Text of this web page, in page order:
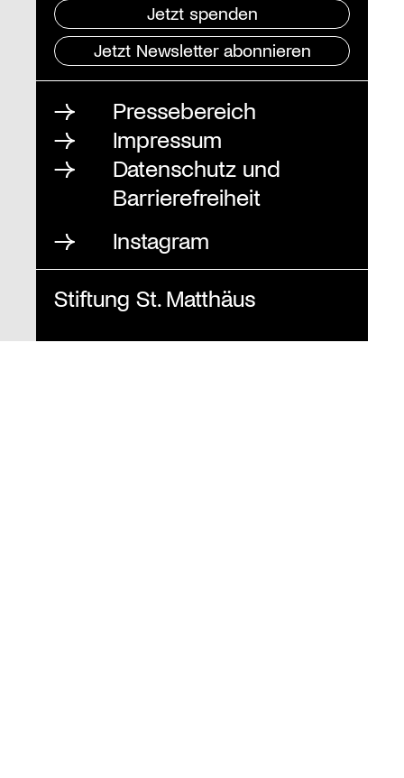
Jetzt spenden
Jetzt Newsletter abonnieren
Pressebereich
Impressum
Datenschutz und
Barrierefreiheit
Instagram
Stiftung St. Matthäus
Geschäftsstelle